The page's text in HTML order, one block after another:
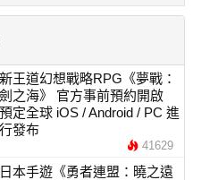
新王道幻想戰略RPG《夢戰：
劍之海》 官方事前預約開啟
預定全球 iOS / Android / PC 進
行發布
41629
日本手遊《勇者連盟：曉之遠